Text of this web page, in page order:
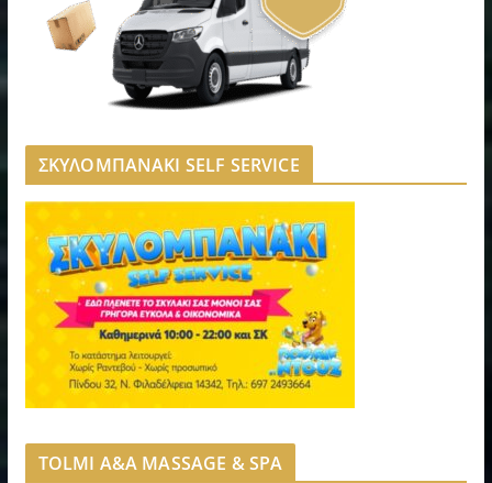
ΣΚΥΛΟΜΠΑΝΑΚΙ SELF SERVICE
TOLMI A&A MASSAGE & SPA